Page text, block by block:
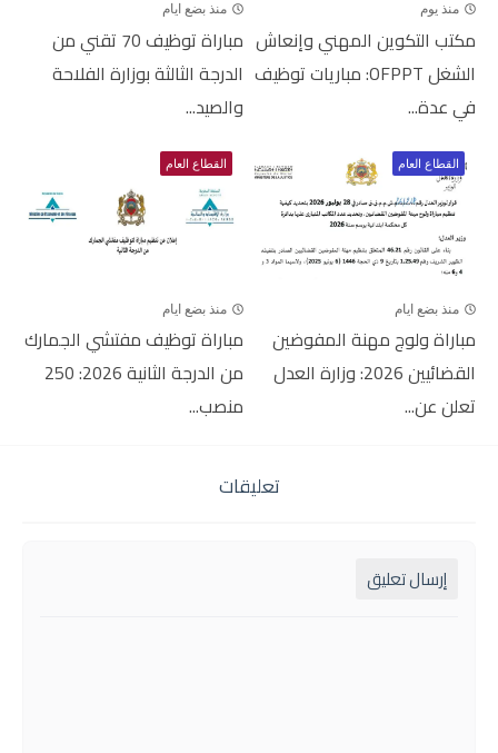
منذ يوم
مكتب التكوين المهني وإنعاش
الشغل OFPPT: مباريات توظيف
في عدة...
منذ بضع ايام
مباراة توظيف 70 تقني من
الدرجة الثالثة بوزارة الفلاحة
والصيد...
القطاع العام
منذ بضع ايام
مباراة ولوج مهنة المفوضين
القضائيين 2026: وزارة العدل
تعلن عن...
القطاع العام
منذ بضع ايام
مباراة توظيف مفتشي الجمارك
من الدرجة الثانية 2026: 250
منصب...
تعليقات
إرسال تعليق